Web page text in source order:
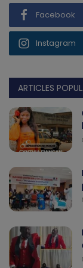
Vidéos
Société
Échos des
Chroniques
Nécrologie
Éditorial
Langue
English
Facebook
Instagram
ARTICLES